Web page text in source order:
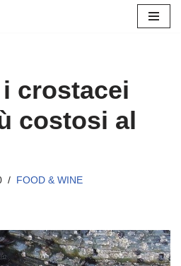
crostacei
costosi al
FOOD & WINE